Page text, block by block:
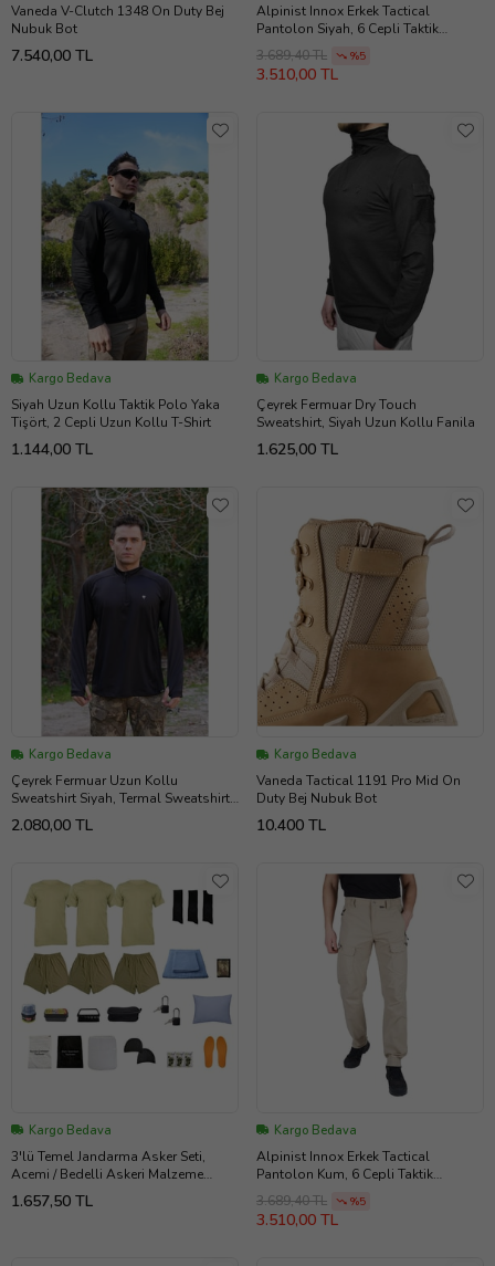
Vaneda V-Clutch 1348 On Duty Bej
Nubuk Bot
7.540,00 TL
Alpinist Innox Erkek Tactical
Pantolon Siyah, 6 Cepli Taktik
Pantolon
3.689,40 TL %5
3.510,00 TL
Kargo Bedava
Siyah Uzun Kollu Taktik Polo Yaka
Tişört, 2 Cepli Uzun Kollu T-Shirt
1.144,00 TL
Kargo Bedava
Çeyrek Fermuar Dry Touch
Sweatshirt, Siyah Uzun Kollu Fanila
1.625,00 TL
Kargo Bedava
Çeyrek Fermuar Uzun Kollu
Sweatshirt Siyah, Termal Sweatshirt,
Esnek İç Katman Giysisi
2.080,00 TL
Kargo Bedava
Vaneda Tactical 1191 Pro Mid On
Duty Bej Nubuk Bot
10.400 TL
Kargo Bedava
3'lü Temel Jandarma Asker Seti,
Acemi / Bedelli Askeri Malzeme
Paketi
1.657,50 TL
Kargo Bedava
Alpinist Innox Erkek Tactical
Pantolon Kum, 6 Cepli Taktik
Pantolon
3.689,40 TL %5
3.510,00 TL